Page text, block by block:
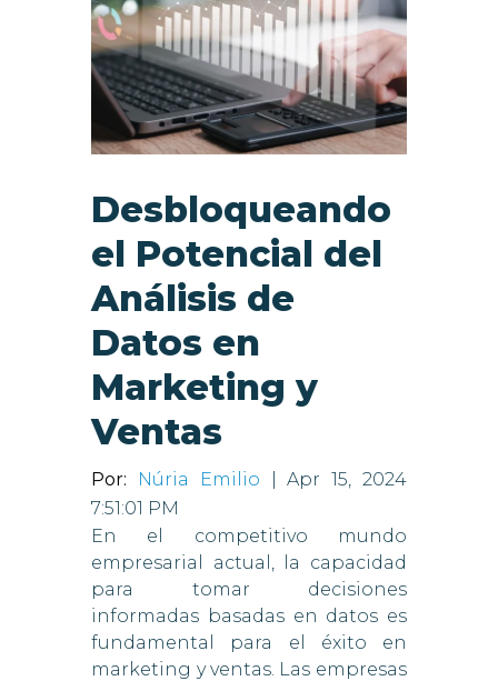
Desbloqueando
el Potencial del
Análisis de
Datos en
Marketing y
Ventas
Por: Núria Emilio | Apr 15, 2024
7:51:01 PM
En el competitivo mundo
empresarial actual, la capacidad
para tomar decisiones
informadas basadas en datos es
fundamental para el éxito en
marketing y ventas. Las empresas